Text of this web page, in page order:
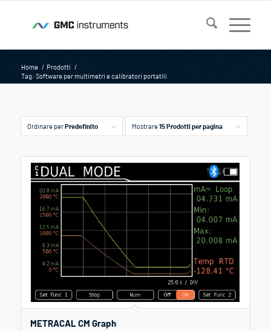
Home / Prodotti /
Tag: Software per multimetri e calibratori portatili
Ordinare perPredefinito Mostrare15 Prodotti per pagina
METRACAL CM Graph